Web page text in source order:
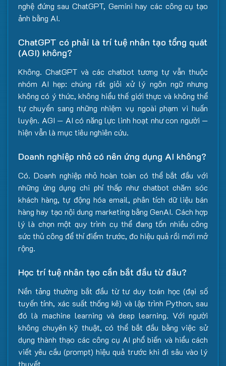
nghệ đứng sau ChatGPT, Gemini hay các công cụ tạo
ảnh bằng AI.
ChatGPT có phải là trí tuệ nhân tạo tổng quát
(AGI) không?
Không. ChatGPT và các chatbot tương tự vẫn thuộc
nhóm AI hẹp: chúng rất giỏi xử lý ngôn ngữ nhưng
không có ý thức, không hiểu thế giới thực và không thể
tự chuyển sang những nhiệm vụ ngoài phạm vi huấn
luyện. AGI — AI có năng lực linh hoạt như con người —
hiện vẫn là mục tiêu nghiên cứu.
Doanh nghiệp nhỏ có nên ứng dụng AI không?
Có. Doanh nghiệp nhỏ hoàn toàn có thể bắt đầu với
những ứng dụng chi phí thấp như chatbot chăm sóc
khách hàng, tự động hóa email, phân tích dữ liệu bán
hàng hay tạo nội dung marketing bằng GenAI. Cách hợp
lý là chọn một quy trình cụ thể đang tốn nhiều công
sức thủ công để thí điểm trước, đo hiệu quả rồi mới mở
rộng.
Học trí tuệ nhân tạo cần bắt đầu từ đâu?
Nền tảng thường bắt đầu từ tư duy toán học (đại số
tuyến tính, xác suất thống kê) và lập trình Python, sau
đó là machine learning và deep learning. Với người
không chuyên kỹ thuật, có thể bắt đầu bằng việc sử
dụng thành thạo các công cụ AI phổ biến và hiểu cách
viết yêu cầu (prompt) hiệu quả trước khi đi sâu vào lý
thuyết.